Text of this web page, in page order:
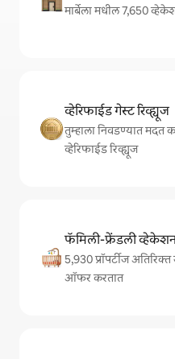
मार्बेला मधील 7,650
व्हेरिफाईड गेस्ट रिव्ह्यूज
तुम्हाला निवडण्यात मदत
व्हेरिफाईड रिव्ह्यूज
फॅमिली-फ्रेंडली
5,930 प्रॉपर्टीज
ऑफर करतात